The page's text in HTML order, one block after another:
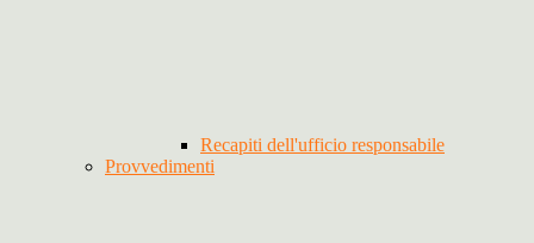
Recapiti dell'ufficio responsabile
Provvedimenti